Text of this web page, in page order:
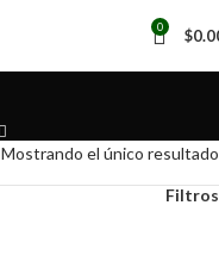
0 $
Mostrando el único resultado
Filtros